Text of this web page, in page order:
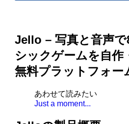
Jello – 写真と音声で
シックゲームを自作
無料プラットフォー
あわせて読みたい
Just a moment...